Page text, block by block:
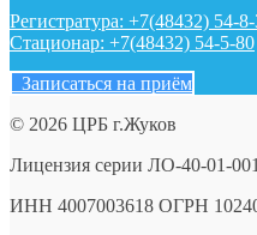
Регистратура: +7(48432) 54-8-
Стационар: +7(48432) 54-5-80
Записаться на приём
© 2026 ЦРБ г.Жуков
Лицензия серии ЛО-40-01-
ИНН 4007003618 ОГРН